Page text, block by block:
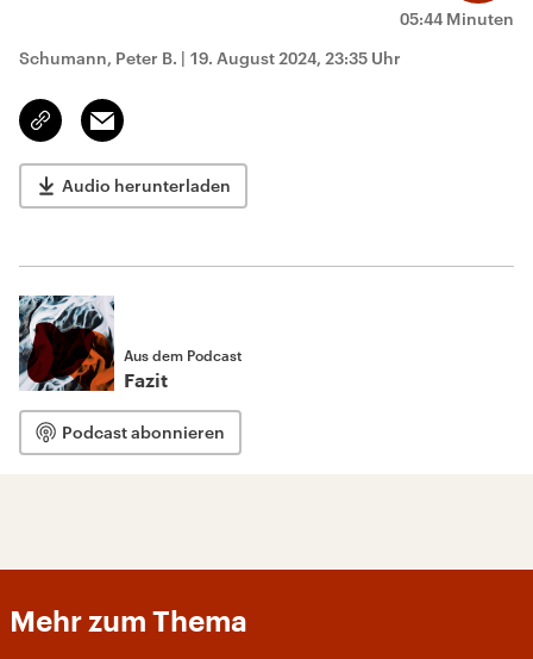
05:44 Minuten
Schumann, Peter B. | 19. August 2024, 23:35 Uhr
Link
kopieren/teilen
Email
Audio herunterladen
Aus dem Podcast
Fazit
Podcast abonnieren
Mehr zum Thema